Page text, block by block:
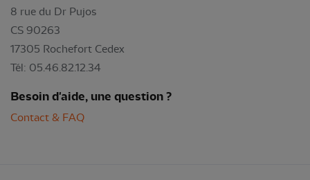
8 rue du Dr Pujos
CS 90263
17305 Rochefort Cedex
Tél: 05.46.82.12.34
Besoin d'aide, une question ?
Contact & FAQ